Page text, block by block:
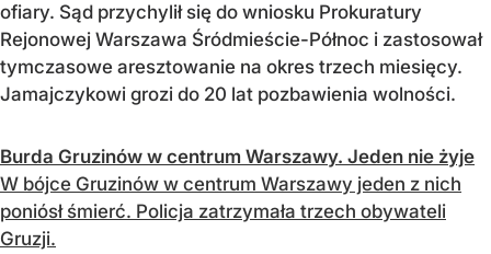
ofiary. Sąd przychylił się do wniosku Prokuratury
Rejonowej Warszawa Śródmieście-Północ i zastosował
tymczasowe aresztowanie na okres trzech miesięcy.
Jamajczykowi grozi do 20 lat pozbawienia wolności.
Burda Gruzinów w centrum Warszawy. Jeden nie żyje
W bójce Gruzinów w centrum Warszawy jeden z nich
poniósł śmierć. Policja zatrzymała trzech obywateli
Gruzji.